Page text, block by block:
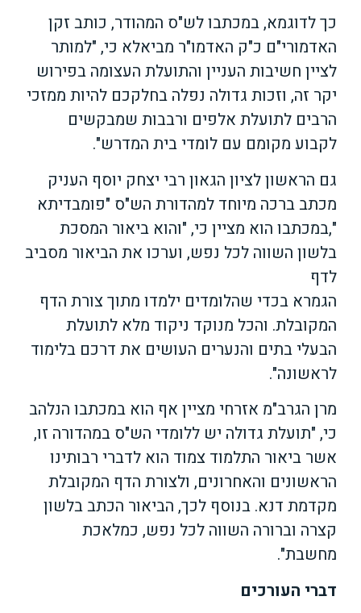
כך לדוגמא, במכתבו לש"ס המהודר, כותב זקן
האדמורי"ם כ"ק האדמו"ר מביאלא כי, "למותר
לציין חשיבות העניין והתועלת העצומה בפירוש
יקר זה, וזכות גדולה נפלה בחלקכם להיות ממזכי
הרבים לתועלת אלפים ורבבות שמבקשים
לקבוע מקומם עם לומדי בית המדרש".
גם הראשון לציון הגאון רבי יצחק יוסף העניק
מכתב ברכה מיוחד למהדורת הש"ס "פומבדיתא
",במכתבו הוא מציין כי, "והוא ביאור המסכת
בלשון השווה לכל נפש, וערכו את הביאור מסביב
לדף
הגמרא בכדי שהלומדים ילמדו מתוך צורת הדף
המקובלת. והכל מנוקד ניקוד מלא לתועלת
הבעלי בתים והנערים העושים את דרכם בלימוד
לראשונה".
מרן הגרב"מ אזרחי מציין אף הוא במכתבו הנלהב
כי, "תועלת גדולה יש ללומדי הש"ס במהדורה זו,
אשר ביאור התלמוד צמוד הוא לדברי רבותינו
הראשונים והאחרונים, ולצורת הדף המקובלת
מקדמת דנא. בנוסף לכך, הביאור הכתב בלשון
קצרה וברורה השווה לכל נפש, כמלאכת
מחשבת".
דברי העורכים